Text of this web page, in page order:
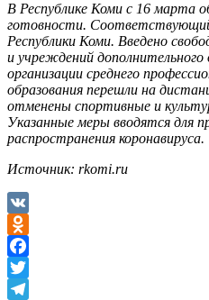
В Республике Коми с 16 марта
готовности.
Республики Коми. Введено
и учреждений дополнительного
организации среднего
образования перешли на
отменены спортивные и
Указанные меры вводятся для
распространения коронавируса.
Источник: rkomi.ru
VK
Odnoklassniki
Facebook
Twitter